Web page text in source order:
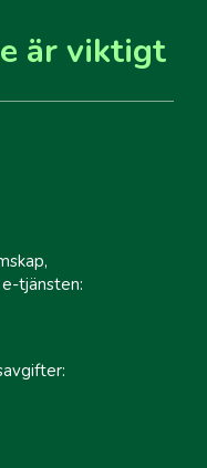
är viktigt
tjänsten: